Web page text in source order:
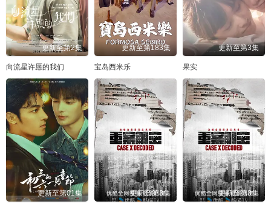
更新至第2集
向流星许愿的我们
更新至第183集
宝岛西米乐
更新至第3集
果实
更新至第01集 更新至第3集 更新至第3集